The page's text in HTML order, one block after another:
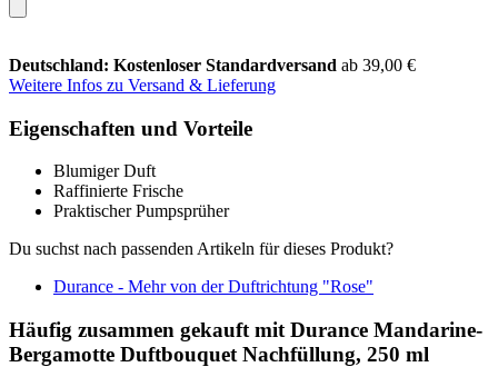
Deutschland: Kostenloser Standardversand ab 39,00 €
Weitere Infos zu Versand & Lieferung
Eigenschaften und Vorteile
Blumiger Duft
Raffinierte Frische
Praktischer Pumpsprüher
Du suchst nach passenden Artikeln für dieses Produkt?
Durance - Mehr von der Duftrichtung "Rose"
Häufig zusammen gekauft mit Durance Mandarine-
Bergamotte Duftbouquet Nachfüllung, 250 ml